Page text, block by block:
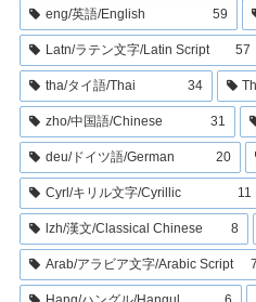
eng/英語/English 59
Latn/ラテン文字/Latin Script 57
tha/タイ語/Thai 34
zho/中国語/Chinese 31
deu/ドイツ語/German 20
Cyrl/キリル文字/Cyrillic 11
lzh/漢文/Classical Chinese 8
Arab/アラビア文字/Arabic Script 7